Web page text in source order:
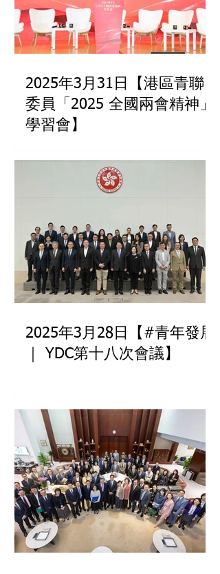
2025年3月31日【港區青聯
委員「2025 全國兩會精神」
學習會】
2025年3月28日【#青年發展
｜ YDC第十八次會議】